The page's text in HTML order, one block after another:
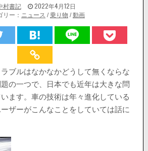
:
村書記
掲
載
日：
2022年4月12日
リー： ニュース /乗り物 /動画
ブルはなかなかどうして無くならな
の一つで、日本でも近年は大きな問
ます。車の技術は年々進化している
ザーがこんなことをしていては話に